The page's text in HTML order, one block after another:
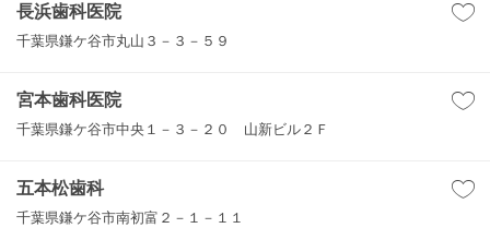
長浜歯科医院
千葉県鎌ケ谷市丸山３－３－５９
宮本歯科医院
千葉県鎌ケ谷市中央１－３－２０ 山新ビル２Ｆ
五本松歯科
千葉県鎌ケ谷市南初富２－１－１１